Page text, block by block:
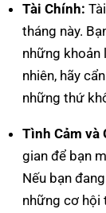
Tài Chính:
tháng này.
những khoản
nhiên, hãy
những thứ
Tình Cảm và
gian để bạn
Nếu bạn
những cơ hội